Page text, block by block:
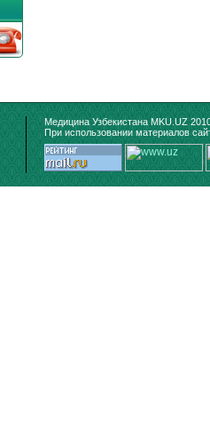
Медицина Узбекистана MKU.UZ
При использовании материалов